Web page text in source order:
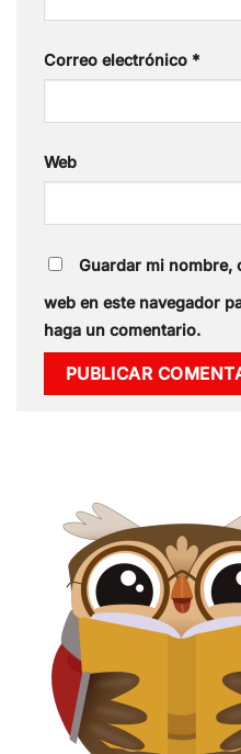
Correo electrónico *
Web
Guardar mi
web en este navegador
haga un comentario.